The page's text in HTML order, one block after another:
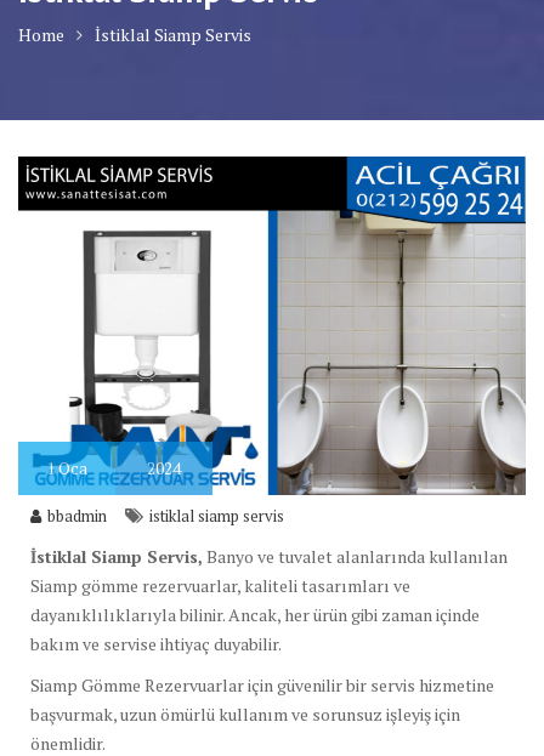
Home İstiklal Siamp Servis
1Oca 2024
bbadmin istiklal siamp servis
İstiklal Siamp Servis, Banyo ve tuvalet alanlarında kullanılan
Siamp gömme rezervuarlar, kaliteli tasarımları ve
dayanıklılıklarıyla bilinir. Ancak, her ürün gibi zaman içinde
bakım ve servise ihtiyaç duyabilir.
Siamp Gömme Rezervuarlar için güvenilir bir servis hizmetine
başvurmak, uzun ömürlü kullanım ve sorunsuz işleyiş için
önemlidir.